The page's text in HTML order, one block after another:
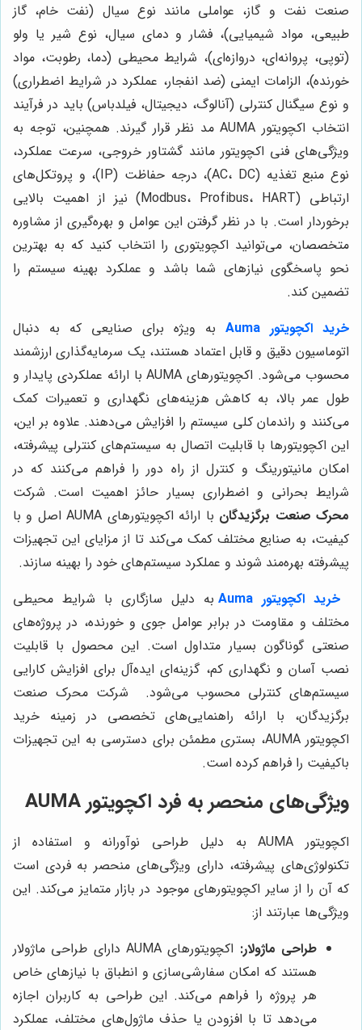
صنعت نفت و گاز، عواملی مانند نوع سیال (نفت خام، گاز
طبیعی، مواد شیمیایی)، فشار و دمای سیال، نوع شیر یا ولو
(توپی، پروانه‌ای، دروازه‌ای)، شرایط محیطی (دما، رطوبت، مواد
خورنده)، الزامات ایمنی (ضد انفجار، عملکرد در شرایط اضطراری)
و نوع سیگنال کنترلی (آنالوگ، دیجیتال، فیلدباس) باید در فرآیند
انتخاب اکچویتور AUMA مد نظر قرار گیرند. همچنین، توجه به
ویژگی‌های فنی اکچویتور مانند گشتاور خروجی، سرعت عملکرد،
نوع منبع تغذیه (AC، DC)، درجه حفاظت (IP)، و پروتکل‌های
ارتباطی (Modbus، Profibus، HART) نیز از اهمیت بالایی
برخوردار است. با در نظر گرفتن این عوامل و بهره‌گیری از مشاوره
متخصصان، می‌توانید اکچویتوری را انتخاب کنید که به بهترین
نحو پاسخگوی نیازهای شما باشد و عملکرد بهینه سیستم را
تضمین کند.
خرید اکچویتور Auma
به ویژه برای صنایعی که به دنبال
اتوماسیون دقیق و قابل اعتماد هستند، یک سرمایه‌گذاری ارزشمند
محسوب می‌شود. اکچویتورهای AUMA با ارائه عملکردی پایدار و
طول عمر بالا، به کاهش هزینه‌های نگهداری و تعمیرات کمک
می‌کنند و راندمان کلی سیستم را افزایش می‌دهند. علاوه بر این،
این اکچویتورها با قابلیت اتصال به سیستم‌های کنترلی پیشرفته،
امکان مانیتورینگ و کنترل از راه دور را فراهم می‌کنند که در
شرایط بحرانی و اضطراری بسیار حائز اهمیت است. شرکت
محرک صنعت برگزیدگان
با ارائه اکچویتورهای AUMA اصل و با
کیفیت، به صنایع مختلف کمک می‌کند تا از مزایای این تجهیزات
پیشرفته بهره‌مند شوند و عملکرد سیستم‌های خود را بهینه سازند.
خرید اکچویتور Auma
به دلیل سازگاری با شرایط محیطی
مختلف و مقاومت در برابر عوامل جوی و خورنده، در پروژه‌های
صنعتی گوناگون بسیار متداول است. این محصول با قابلیت
نصب آسان و نگهداری کم، گزینه‌ای ایده‌آل برای افزایش کارایی
سیستم‌های کنترلی محسوب می‌شود. شرکت محرک صنعت
برگزیدگان، با ارائه راهنمایی‌های تخصصی در زمینه خرید
اکچویتور AUMA، بستری مطمئن برای دسترسی به این تجهیزات
باکیفیت را فراهم کرده است.
ویژگی‌های منحصر به فرد اکچویتور AUMA
اکچویتور AUMA به دلیل طراحی نوآورانه و استفاده از
تکنولوژی‌های پیشرفته، دارای ویژگی‌های منحصر به فردی است
که آن را از سایر اکچویتورهای موجود در بازار متمایز می‌کند. این
ویژگی‌ها عبارتند از:
طراحی ماژولار:
اکچویتورهای AUMA دارای طراحی ماژولار
هستند که امکان سفارشی‌سازی و انطباق با نیازهای خاص
هر پروژه را فراهم می‌کند. این طراحی به کاربران اجازه
می‌دهد تا با افزودن یا حذف ماژول‌های مختلف، عملکرد